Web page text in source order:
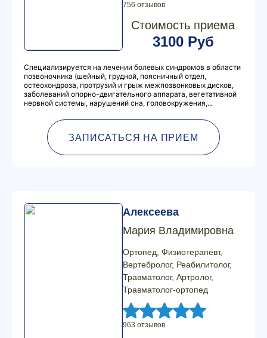
756 отзывов
Стоимость приема
3100 Руб
Специализируется на лечении болевых синдромов в области
позвоночника (шейный, грудной, поясничный отдел,
остеохондроза, протрузий и грыж межпозвонковых дисков,
заболеваний опорно-двигательного аппарата, вегетативной
нервной системы, нарушений сна, головокружения,...
ЗАПИСАТЬСЯ НА ПРИЕМ
Алексеева
Мария Владимировна
Ортопед, Физиотерапевт,
Вертебролог, Реабилитолог,
Травматолог, Артролог,
Травматолог-ортопед
963 отзывов